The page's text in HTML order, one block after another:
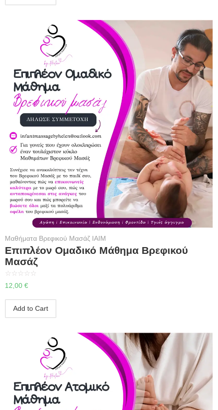
Μαθήματα Βρεφικού Μασάζ IAIM
Επιπλέον Ομαδικό Μάθημα Βρεφικού
Μασάζ
☆ ☆ ☆ ☆ ☆
12,00 €
Add to Cart